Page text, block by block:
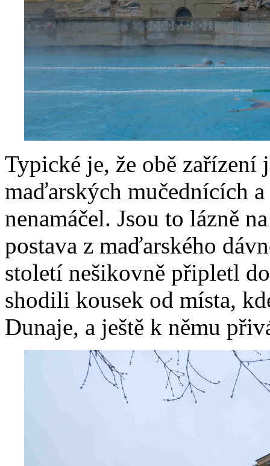
Typické je, že obě zařízení
maďarských mučednících
nenamáčel. Jsou to lázně
postava z maďarského
století nešikovně připletl
shodili kousek od místa,
Dunaje, a ještě k němu